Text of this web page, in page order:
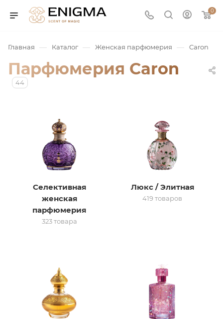
0
/ Нишевая
Главная — Каталог — Женская парфюмерия — Caron
Парфюмерия Caron
44
Селективная
женская
парфюмерия
323 товара
Люкс / Элитная
419 товаров